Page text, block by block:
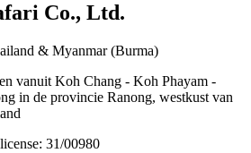
Co., Ltd.
& Myanmar (Burma)
vanuit Koh Chang - Koh Phayam -
in de provincie Ranong, westkust van
31/00980